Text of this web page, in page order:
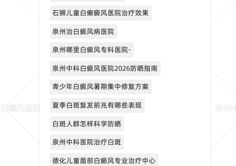
石狮儿童白癞癜风医院治疗效果
泉州治白癜风病医院
泉州哪里白癜风专科医院-
泉州中科白癜风医院2026防晒指南
青少年白癜风暑期集中修复方案
夏季白斑复发前兆有哪些表现
白斑人群怎样科学防晒
泉州中科医院治疗白斑
德化儿童面部白癜风专业治疗中心